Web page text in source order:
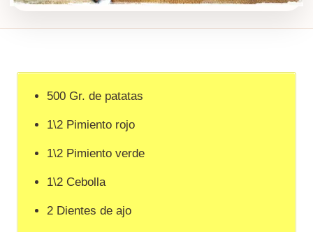
500 Gr. de patatas
1\2 Pimiento rojo
1\2 Pimiento verde
1\2 Cebolla
2 Dientes de ajo